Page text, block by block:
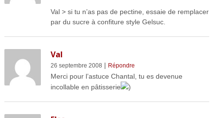
Val > si tu n’as pas de pectine, essaie de remplacer
par du sucre à confiture style Gelsuc.
Val
26 septembre 2008 | Répondre
Merci pour l’astuce Chantal, tu es devenue
incollable en pâtisserie
)